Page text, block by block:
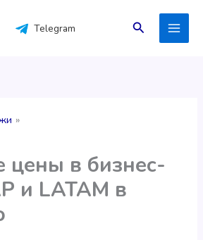
Telegram Поиск
цены в бизнес-
и LATAM в